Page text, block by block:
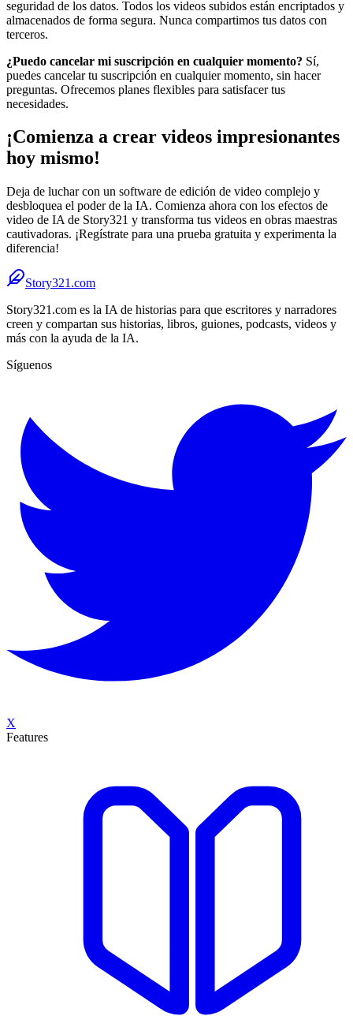
seguridad de los datos. Todos los videos subidos están encriptados y
almacenados de forma segura. Nunca compartimos tus datos con
terceros.
¿Puedo cancelar mi suscripción en cualquier momento? Sí,
puedes cancelar tu suscripción en cualquier momento, sin hacer
preguntas. Ofrecemos planes flexibles para satisfacer tus
necesidades.
¡Comienza a crear videos impresionantes
hoy mismo!
Deja de luchar con un software de edición de video complejo y
desbloquea el poder de la IA. Comienza ahora con los efectos de
video de IA de Story321 y transforma tus videos en obras maestras
cautivadoras. ¡Regístrate para una prueba gratuita y experimenta la
diferencia!
Story321.com
Story321.com es la IA de historias para que escritores y narradores
creen y compartan sus historias, libros, guiones, podcasts, videos y
más con la ayuda de la IA.
Síguenos
X
Features